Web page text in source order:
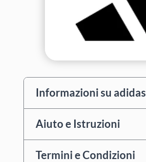
Informazioni su adidas
Aiuto e Istruzioni
Termini e Condizioni